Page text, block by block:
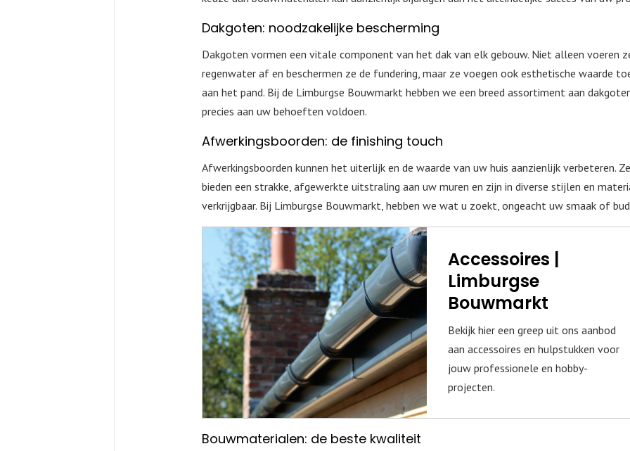
Dakgoten: noodzakelijke bescherming
Dakgoten vormen een vitale component van het dak van elk gebouw. Niet alleen voeren
regenwater af en beschermen ze de fundering, maar ze voegen ook esthetische waarde
aan het pand. Bij de Limburgse Bouwmarkt hebben we een breed assortiment aan
precies aan uw behoeften voldoen.
Afwerkingsboorden: de finishing touch
Afwerkingsboorden kunnen het uiterlijk en de waarde van uw huis aanzienlijk verbeteren. Ze
bieden een strakke, afgewerkte uitstraling aan uw muren en zijn in diverse stijlen en
verkrijgbaar. Bij Limburgse Bouwmarkt, hebben we wat u zoekt, ongeacht uw smaak of
Accessoires |
Limburgse
Bouwmarkt
Bekijk hier een greep uit ons aanbod
aan accessoires en hulpstukken voor
jouw professionele en hobby-
projecten.
Bouwmaterialen: de beste kwaliteit